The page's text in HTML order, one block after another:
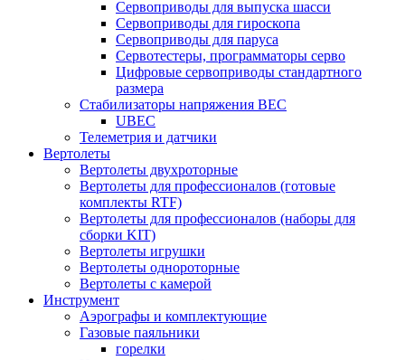
Сервоприводы для выпуска шасси
Сервоприводы для гироскопа
Сервоприводы для паруса
Сервотестеры, программаторы серво
Цифровые сервоприводы стандартного
размера
Стабилизаторы напряжения BEC
UBEC
Телеметрия и датчики
Вертолеты
Вертолеты двухроторные
Вертолеты для профессионалов (готовые
комплекты RTF)
Вертолеты для профессионалов (наборы для
сборки KIT)
Вертолеты игрушки
Вертолеты однороторные
Вертолеты с камерой
Инструмент
Аэрографы и комплектующие
Газовые паяльники
горелки